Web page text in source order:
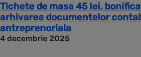
Tichete de masa 45 lei,
arhivarea documentelor
antreprenoriala
4 decembrie 2025